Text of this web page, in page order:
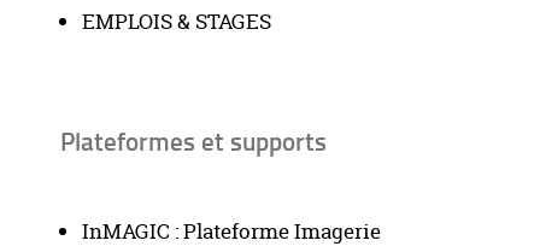
EMPLOIS & STAGES
Plateformes et supports
InMAGIC : Plateforme Imagerie